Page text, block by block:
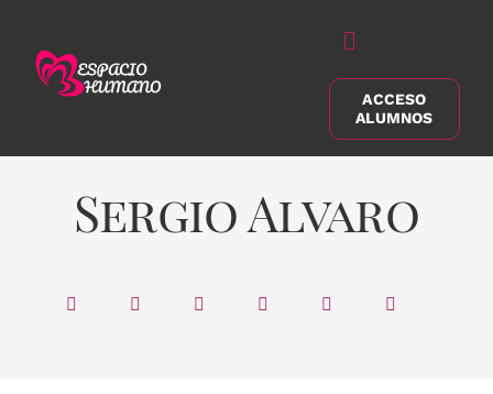
contenido
Alternar
navegación
Buscar:
ACCESO
ALUMNOS
Sergio Alvaro